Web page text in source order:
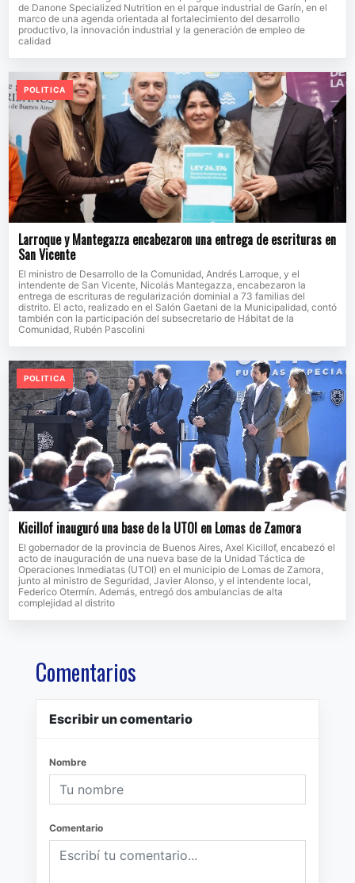
de Danone Specialized Nutrition en el parque industrial de Garín, en el
marco de una agenda orientada al fortalecimiento del desarrollo
productivo, la innovación industrial y la generación de empleo de
calidad
POLITICA
Larroque y Mantegazza encabezaron una entrega de escrituras en
San Vicente
El ministro de Desarrollo de la Comunidad, Andrés Larroque, y el
intendente de San Vicente, Nicolás Mantegazza, encabezaron la
entrega de escrituras de regularización dominial a 73 familias del
distrito. El acto, realizado en el Salón Gaetani de la Municipalidad, contó
también con la participación del subsecretario de Hábitat de la
Comunidad, Rubén Pascolini
POLITICA
Kicillof inauguró una base de la UTOI en Lomas de Zamora
El gobernador de la provincia de Buenos Aires, Axel Kicillof, encabezó el
acto de inauguración de una nueva base de la Unidad Táctica de
Operaciones Inmediatas (UTOI) en el municipio de Lomas de Zamora,
junto al ministro de Seguridad, Javier Alonso, y el intendente local,
Federico Otermín. Además, entregó dos ambulancias de alta
complejidad al distrito
Comentarios
Escribir un comentario
Nombre
Comentario